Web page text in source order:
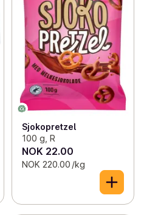
Sjokopretzel
100 g, R
NOK 22.00
NOK 220.00 /kg